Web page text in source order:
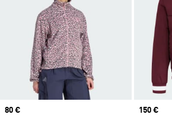
Prix
80 €
Prix
150 €